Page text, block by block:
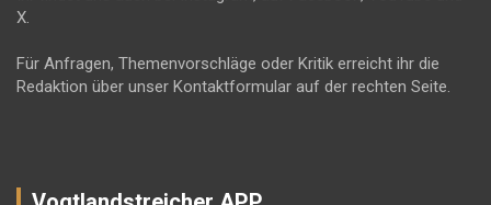
X.
Für Anfragen, Themenvorschläge oder Kritik erreicht ihr die
Redaktion über unser Kontaktformular auf der rechten Seite.